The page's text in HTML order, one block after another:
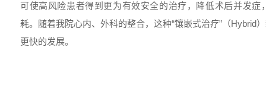
可使高风险患者得到更为有效安全的治疗，降低术后并发症
耗。随着我院心内、外科的整合，这种“镶嵌式治疗”（Hybrid
更快的发展。